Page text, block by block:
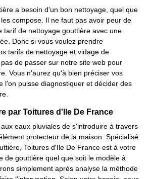
a besoin d'un bon nettoyage, quel que
compose. Il ne faut pas avoir peur de
tarif de nettoyage gouttière avec une
Donc si vous voulez prendre
tarifs de nettoyage et vidage de
de passer sur notre site web pour
Vous n'aurez qu'à bien préciser vos
l'on puisse diagnostiquer et décider des
par Toitures d'Ile De France
eaux pluviales de s’introduire à travers
protecteur de la maison. Spécialisé
Toitures d'Ile De France est à votre
de gouttière quel que soit le modèle à
simplement après analyse la méthode